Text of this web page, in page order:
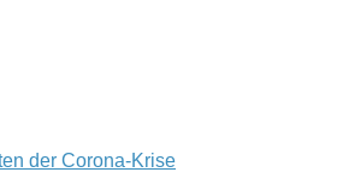
der Corona-Krise